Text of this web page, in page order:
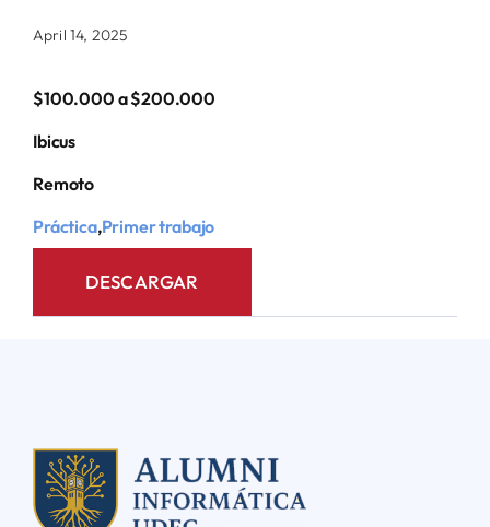
April 14, 2025
$100.000 a $200.000
Ibicus
Remoto
Práctica,Primer trabajo
DESCARGAR